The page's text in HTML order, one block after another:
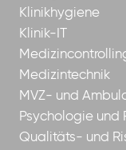
Klinikhygiene
Klinik-IT
Medizintechnik
MVZ- und
Psychologie und
Qualitäts- und